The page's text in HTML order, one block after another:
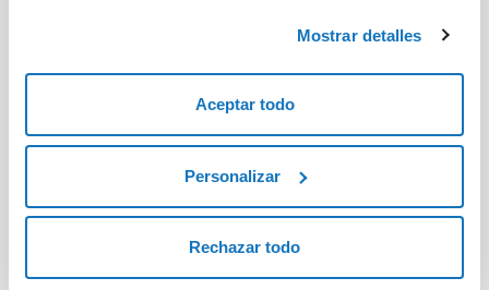
Mostrar detalles
Aceptar todo
Personalizar
Rechazar todo
El servicio que admite el lenguaje PHP y